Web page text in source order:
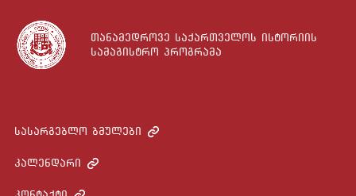
სწავლა
თანამედროვე საქართველოს ისტორიის
სამაგისტრო პროგრამა
სასარგებლო ბმულები
კალენდარი